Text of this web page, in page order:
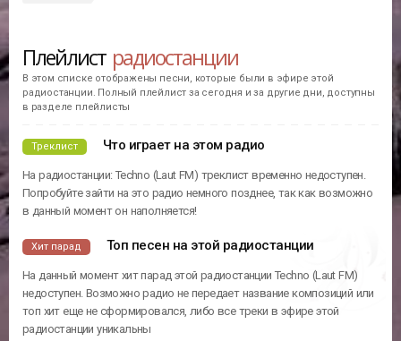
Плейлист радиостанции
В этом списке отображены песни, которые были в эфире этой
радиостанции. Полный плейлист за сегодня и за другие дни, доступны
в разделе плейлисты
Треклист Что играет на этом радио
На радиостанции: Techno (Laut FM) треклист временно недоступен.
Попробуйте зайти на это радио немного позднее, так как возможно
в данный момент он наполняется!
Хит парад Топ песен на этой радиостанции
На данный момент хит парад этой радиостанции Techno (Laut FM)
недоступен. Возможно радио не передает название композиций или
топ хит еще не сформировался, либо все треки в эфире этой
радиостанции уникальны